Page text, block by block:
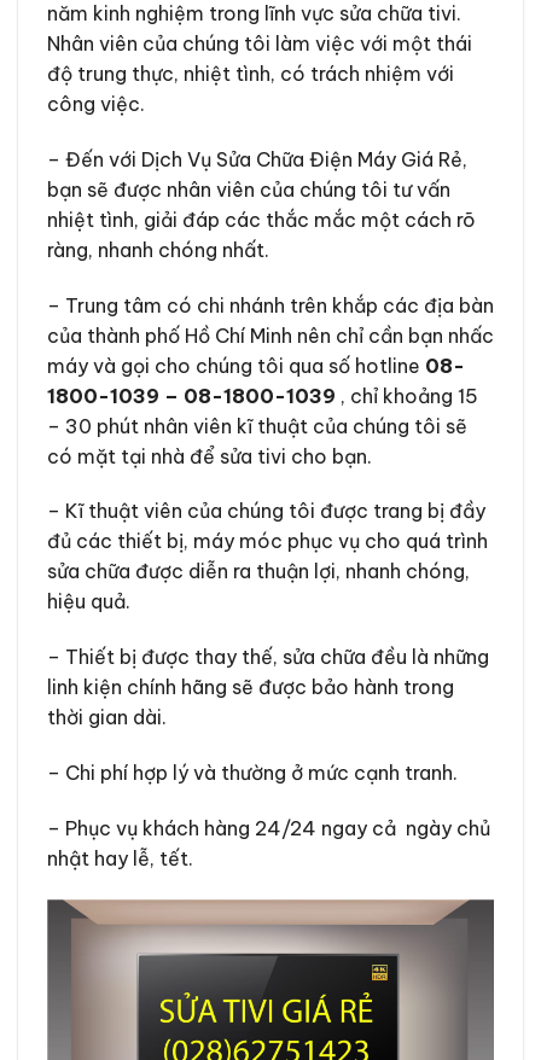
năm kinh nghiệm trong lĩnh vực sửa chữa tivi.
Nhân viên của chúng tôi làm việc với một thái
độ trung thực, nhiệt tình, có trách nhiệm với
công việc.
– Đến với Dịch Vụ Sửa Chữa Điện Máy Giá Rẻ,
bạn sẽ được nhân viên của chúng tôi tư vấn
nhiệt tình, giải đáp các thắc mắc một cách rõ
ràng, nhanh chóng nhất.
– Trung tâm có chi nhánh trên khắp các địa bàn
của thành phố Hồ Chí Minh nên chỉ cần bạn nhấc
máy và gọi cho chúng tôi qua số hotline 08-
1800-1039 – 08-1800-1039 , chỉ khoảng 15
– 30 phút nhân viên kĩ thuật của chúng tôi sẽ
có mặt tại nhà để sửa tivi cho bạn.
– Kĩ thuật viên của chúng tôi được trang bị đầy
đủ các thiết bị, máy móc phục vụ cho quá trình
sửa chữa được diễn ra thuận lợi, nhanh chóng,
hiệu quả.
– Thiết bị được thay thế, sửa chữa đều là những
linh kiện chính hãng sẽ được bảo hành trong
thời gian dài.
– Chi phí hợp lý và thường ở mức cạnh tranh.
– Phục vụ khách hàng 24/24 ngay cả ngày chủ
nhật hay lễ, tết.